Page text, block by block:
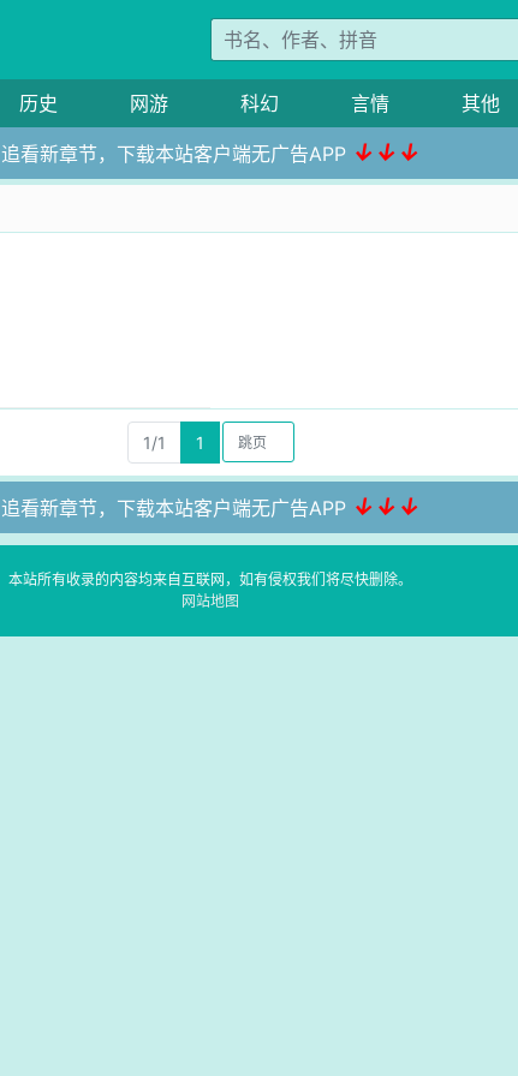
历史 网游 科幻 言情 其他
追看新章节，下载本站客户端无广告APP ↓↓↓
1/1 1
追看新章节，下载本站客户端无广告APP ↓↓↓
本站所有收录的内容均来自互联网，如有侵权我们将尽快删除。
网站地图